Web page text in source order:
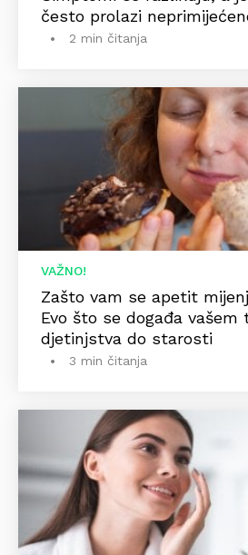
često prolazi
2 min čitanja
VAŽNO!
Zašto vam se apetit
Evo što se događa vašem
djetinjstva do starosti
3 min čitanja